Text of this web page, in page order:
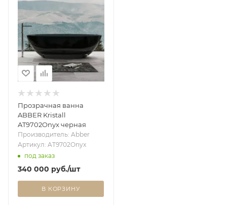
Прозрачная ванна
ABBER Kristall
AT9702Onyx черная
Производитель: Abber
Артикул: AT9702Onyx
под заказ
340 000 руб./шт
В КОРЗИНУ